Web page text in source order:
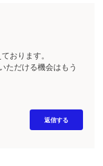
おります。
ただける機会はもう
返信する